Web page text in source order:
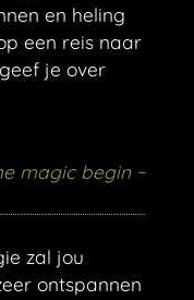
en heling
een reis naar
je over
magic begin ~
zal jou
ontspannen